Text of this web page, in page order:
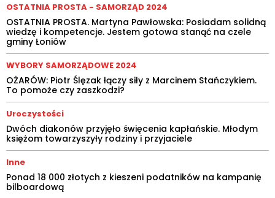
OSTATNIA PROSTA - SAMORZĄD 2024
OSTATNIA PROSTA. Martyna Pawłowska: Posiadam solidną
wiedzę i kompetencje. Jestem gotowa stanąć na czele
gminy Łoniów
WYBORY SAMORZĄDOWE 2024
OŻARÓW: Piotr Ślęzak łączy siły z Marcinem Stańczykiem.
To pomoże czy zaszkodzi?
Uroczystości
Dwóch diakonów przyjęło święcenia kapłańskie. Młodym
księżom towarzyszyły rodziny i przyjaciele
Inne
Ponad 18 000 złotych z kieszeni podatników na kampanię
bilboardową